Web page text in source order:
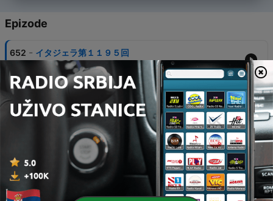
Epizode
652 - イタジェラ第１１９５回
22 јан. 2024
651 - イタジェラ第１１９４回
25 дец. 2023
イタジェラ第１１９３回
649 - イタジェラ第１１９２回
20 нов. 2023